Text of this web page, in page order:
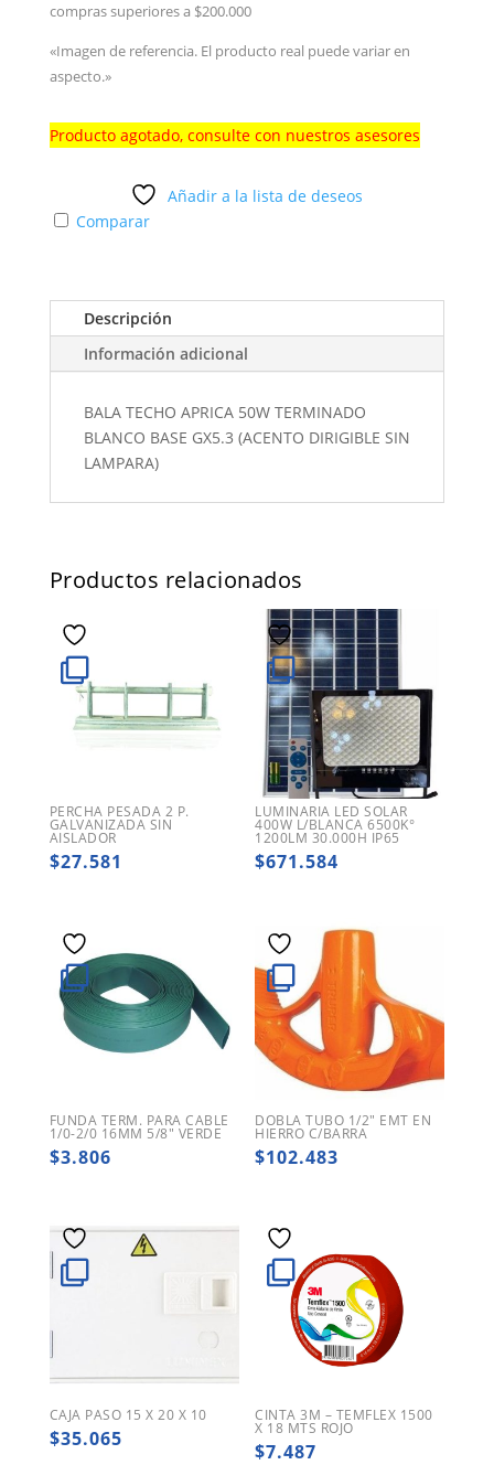
compras superiores a $200.000
«Imagen de referencia. El producto real puede variar en
aspecto.»
Producto agotado, consulte con nuestros asesores
Añadir a la lista de deseos
Comparar
Descripción
Información adicional
BALA TECHO APRICA 50W TERMINADO
BLANCO BASE GX5.3 (ACENTO DIRIGIBLE SIN
LAMPARA)
Productos relacionados
PERCHA PESADA 2 P.
GALVANIZADA SIN
AISLADOR
$27.581
LUMINARIA LED SOLAR
400W L/BLANCA 6500K°
1200LM 30.000H IP65
$671.584
FUNDA TERM. PARA CABLE
1/0-2/0 16MM 5/8″ VERDE
$3.806
DOBLA TUBO 1/2″ EMT EN
HIERRO C/BARRA
$102.483
CAJA PASO 15 X 20 X 10
$35.065
CINTA 3M – TEMFLEX 1500
X 18 MTS ROJO
$7.487